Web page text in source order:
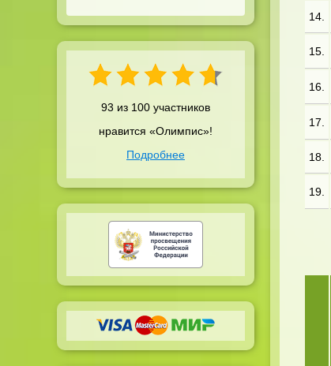
93 из 100 участников
нравится «Олимпис»!
Подробнее
14.
15.
16.
17.
18.
19.